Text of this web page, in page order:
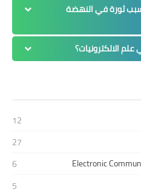
سبب ثورة في النهضة
الالكترونيات؟
12
27
6
5